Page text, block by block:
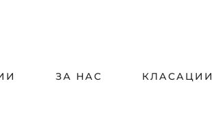
ЗА НАС КЛАСАЦИИ